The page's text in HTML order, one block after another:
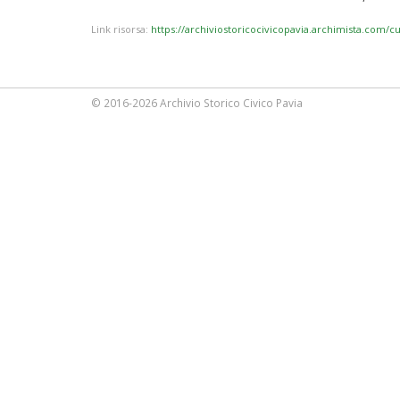
Link risorsa: https://archiviostoricocivicopavia.archimista.com/
© 2016-2026 Archivio Storico Civico Pavia